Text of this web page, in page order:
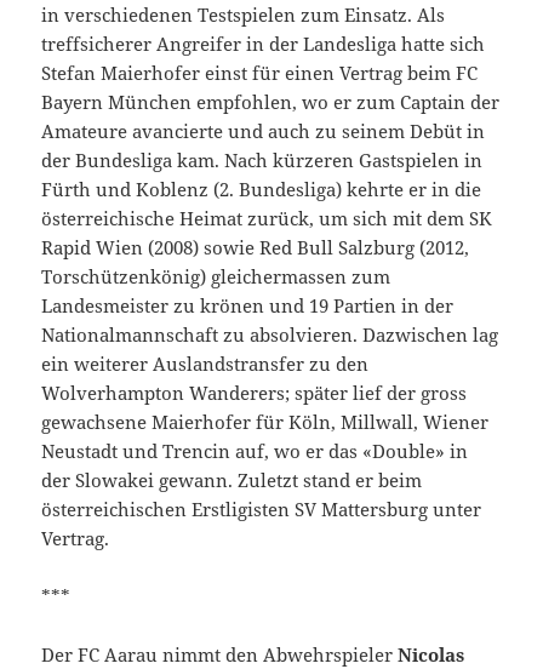
in verschiedenen Testspielen zum Einsatz. Als
treffsicherer Angreifer in der Landesliga hatte sich
Stefan Maierhofer einst für einen Vertrag beim FC
Bayern München empfohlen, wo er zum Captain der
Amateure avancierte und auch zu seinem Debüt in
der Bundesliga kam. Nach kürzeren Gastspielen in
Fürth und Koblenz (2. Bundesliga) kehrte er in die
österreichische Heimat zurück, um sich mit dem SK
Rapid Wien (2008) sowie Red Bull Salzburg (2012,
Torschützenkönig) gleichermassen zum
Landesmeister zu krönen und 19 Partien in der
Nationalmannschaft zu absolvieren. Dazwischen lag
ein weiterer Auslandstransfer zu den
Wolverhampton Wanderers; später lief der gross
gewachsene Maierhofer für Köln, Millwall, Wiener
Neustadt und Trencin auf, wo er das «Double» in
der Slowakei gewann. Zuletzt stand er beim
österreichischen Erstligisten SV Mattersburg unter
Vertrag.
***
Der FC Aarau nimmt den AbwehrspielerNicolas